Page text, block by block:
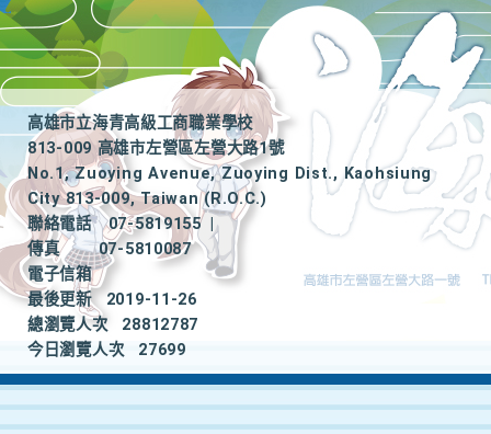
高雄市立海青高級工商職業學校
813-009 高雄市左營區左營大路1號
No.1, Zuoying Avenue, Zuoying Dist., Kaohsiung
City 813-009, Taiwan (R.O.C.)
聯絡電話
07-5819155
|
傳真
07-5810087
電子信箱
最後更新
2019-11-26
總瀏覽人次
28812787
今日瀏覽人次
27699